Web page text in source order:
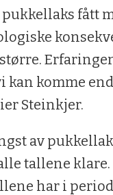
på økte
Pukkelaksen
og dør etter
for at
smitte laks,
Arten
om tusenvis
det.
fått
kan komme
Steinkjer.
av
tallene
har i